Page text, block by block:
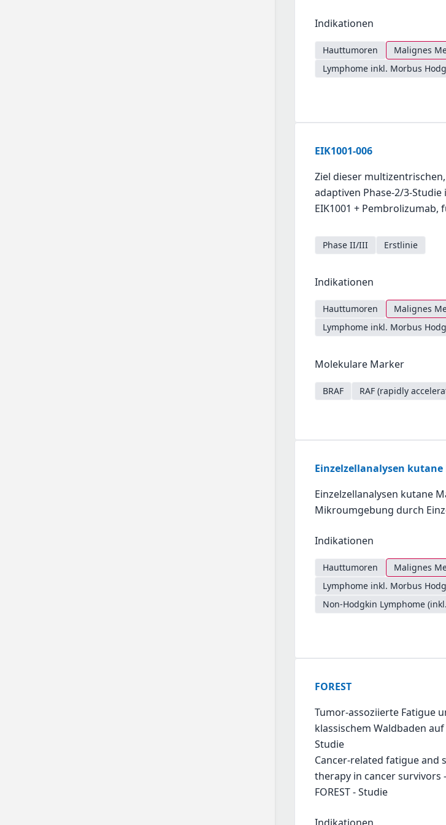
Indikationen
Hauttumoren
Malignes
Lymphome inkl. Morbus
EIK1001-006
Ziel dieser
adaptiven Phase-2/3-
EIK1001 +
Phase II/III Erstlinie
Indikationen
Hauttumoren
Malignes
Lymphome inkl. Morbus
Molekulare Marker
BRAF RAF (rapidly
Einzelzellanalysen
Einzelzellanalysen kutane
Mikroumgebung durch
Indikationen
Hauttumoren Malignes
Lymphome inkl. Morbus
Non-Hodgkin Lymphome
FOREST
Tumor-assoziierte Fatigue
klassischem Waldbaden
Studie
Cancer-related fatigue and
therapy in cancer
FOREST - Studie